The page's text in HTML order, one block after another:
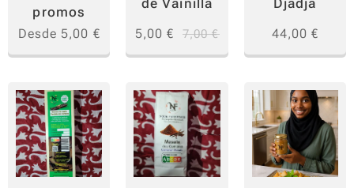
archipi
élago
de
as.
Una
invitac
ión a
un
promos
Desde 5,00 € 5,00 € 7,00€ 44,00 €